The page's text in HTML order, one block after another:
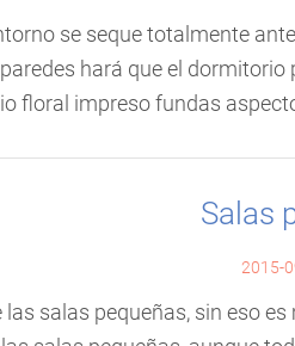
se seque totalmente
hará que el
floral impreso fundas
Salas
2015-
salas pequeñas, sin eso